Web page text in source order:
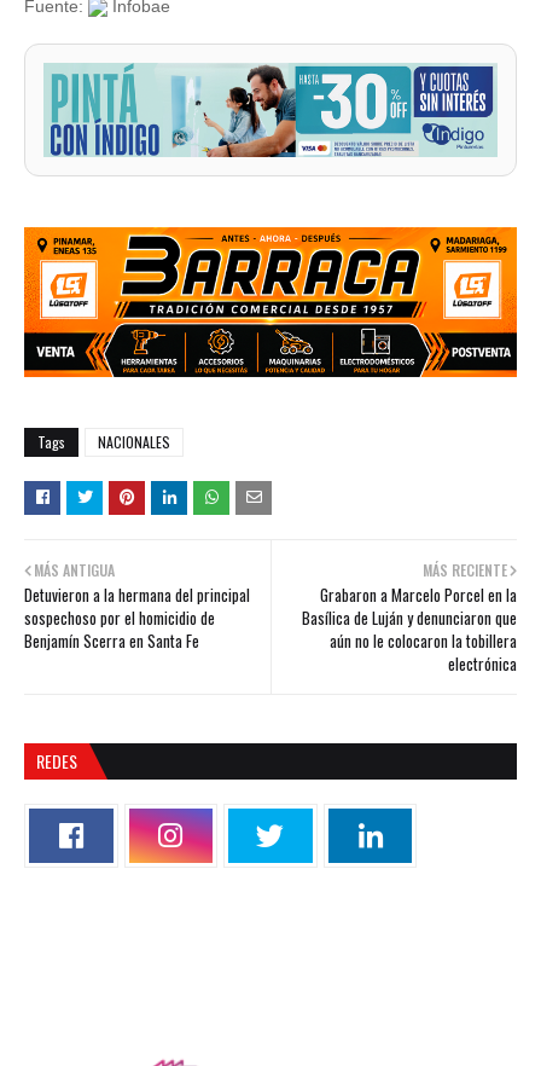
Fuente: Infobae
Tags NACIONALES
MÁS RECIENTE
Grabaron a Marcelo Porcel en la
Basílica de Luján y denunciaron que
aún no le colocaron la tobillera
electrónica
MÁS ANTIGUA
Detuvieron a la hermana del principal
sospechoso por el homicidio de
Benjamín Scerra en Santa Fe
REDES